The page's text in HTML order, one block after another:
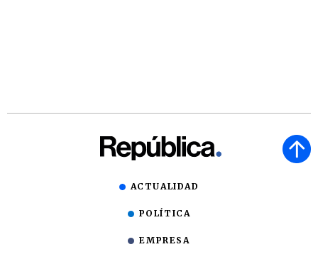
ACTUALIDAD
POLÍTICA
EMPRESA